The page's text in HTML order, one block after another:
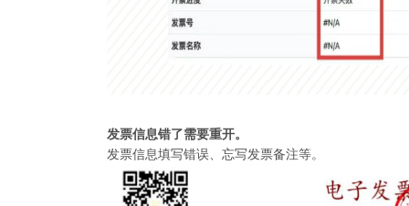
发票信息错了需要重开。
发票信息填写错误、忘写发票备注等。